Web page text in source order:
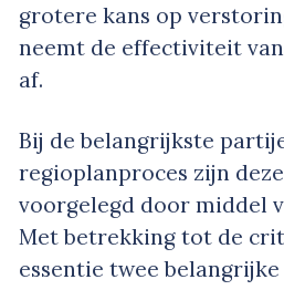
grotere kans op
neemt de effectiviteit
af.
Bij de belangrijkste
regioplanproces zijn
voorgelegd door middel
Met betrekking tot de
essentie twee